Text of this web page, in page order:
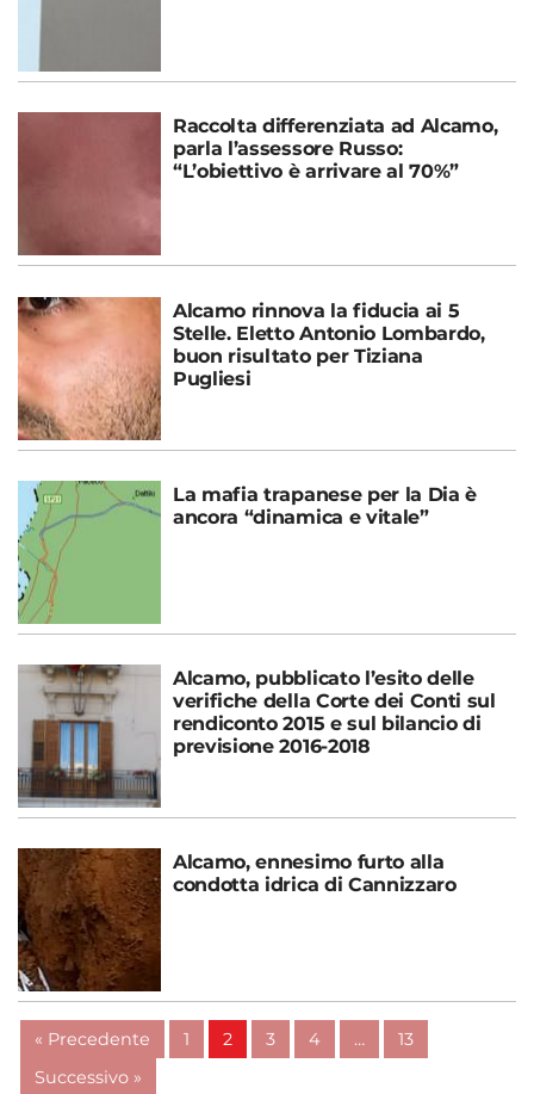
Raccolta differenziata ad Alcamo,
parla l’assessore Russo:
“L’obiettivo è arrivare al 70%”
Alcamo rinnova la fiducia ai 5
Stelle. Eletto Antonio Lombardo,
buon risultato per Tiziana
Pugliesi
La mafia trapanese per la Dia è
ancora “dinamica e vitale”
Alcamo, pubblicato l’esito delle
verifiche della Corte dei Conti sul
rendiconto 2015 e sul bilancio di
previsione 2016-2018
Alcamo, ennesimo furto alla
condotta idrica di Cannizzaro
« Precedente 1 2 3 4 …
13
Successivo »